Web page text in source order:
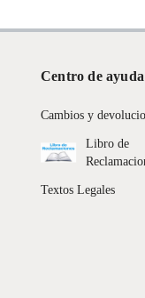
Centro de ayuda
Cambios y
Libro de
Textos Legales